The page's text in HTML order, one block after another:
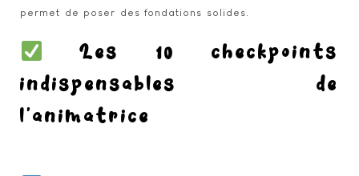
permet de poser des fondations solides.
Les 10 checkpoints
indispensables de
l’animatrice